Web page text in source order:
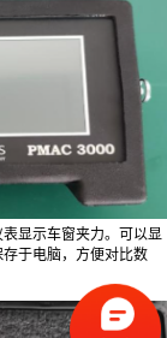
显示车窗夹力。可以显
于电脑，方便对比数